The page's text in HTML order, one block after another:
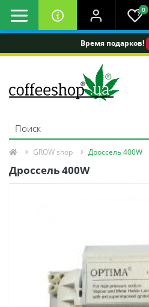
Время подарков!
0
GROW shop Дроссель 400W
Дроссель 400W